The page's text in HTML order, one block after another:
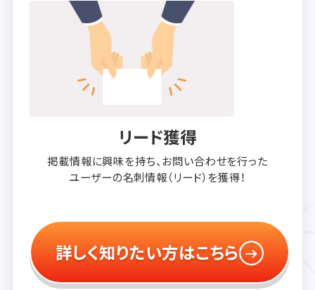
リード獲得
掲載情報に興味を持ち、 お問い合わせを行った
ユーザーの名刺情報（リード）を獲得！
詳しく知りたい方はこちら